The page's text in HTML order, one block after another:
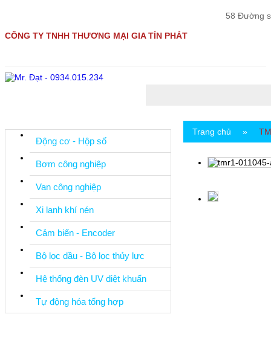
CÔNG TY TNHH THƯƠNG MẠI GIA TÍN PHÁT
58 Đường
Động cơ - Hộp số
Bơm công nghiệp
Van công nghiệp
Xi lanh khí nén
Cảm biến - Encoder
Bộ lọc dầu - Bộ lọc thủy lực
Hệ thống đèn UV diệt khuẩn
Tự động hóa tổng hợp
Trang chủ »